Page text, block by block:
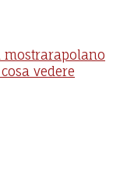
mostrarapolano
vedere